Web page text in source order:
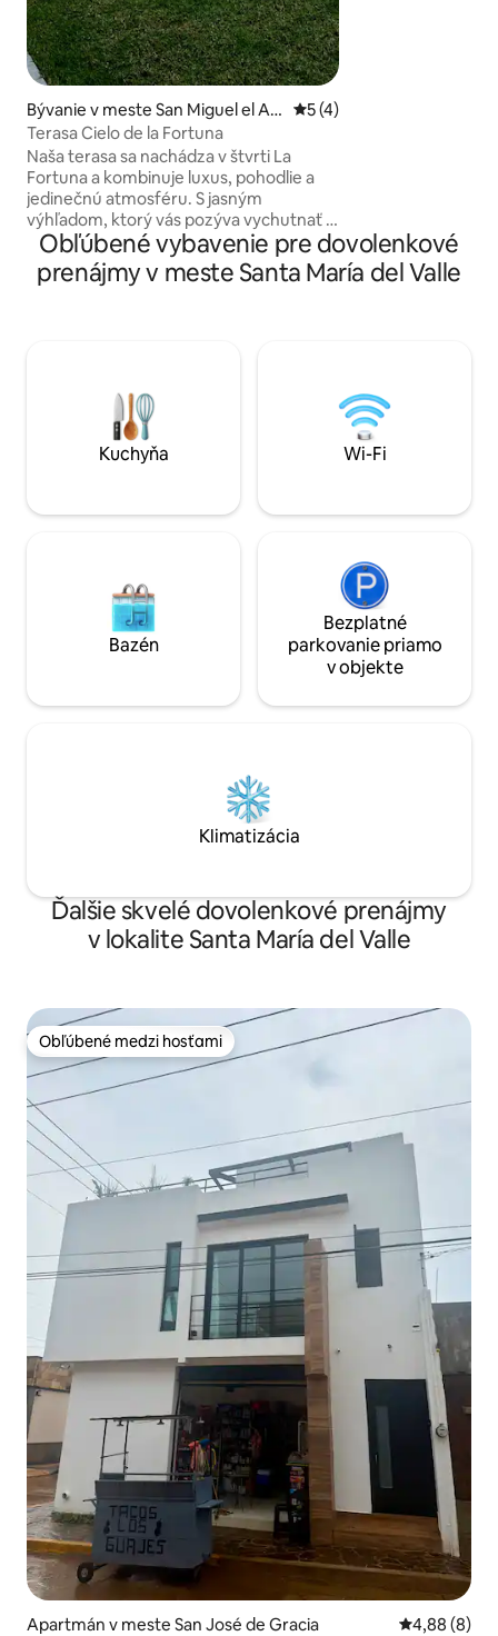
Bývanie v meste San Miguel el Alt
o
Priemerné ohodnotenie 5
5 (4)
Terasa Cielo de la Fortuna
Naša terasa sa nachádza v štvrti La
Fortuna a kombinuje luxus, pohodlie a
jedinečnú atmosféru. S jasným
výhľadom, ktorý vás pozýva vychutnať si
oblohu, dizajnom v modrých tónoch,
ktorý vyjadruje sviežosť a harmóniu, a
naším pohodlným bazénom je každý kút
krátke výlety. V Cielo de la Fortuna sa
zastaví čas a zážitok sa zintenzívni.
Obľúbené vybavenie pre dovolenkové
prenájmy v meste Santa María del Valle
Kuchyňa Wi-Fi
Bazén
Bezplatné
parkovanie priamo
v objekte
Klimatizácia
Ďalšie skvelé dovolenkové prenájmy
v lokalite Santa María del Valle
Obľúbené medzi hosťami
Obľúbené medzi hosťami
Apartmán v meste San José de Gracia Priemerné
4,88 (8)